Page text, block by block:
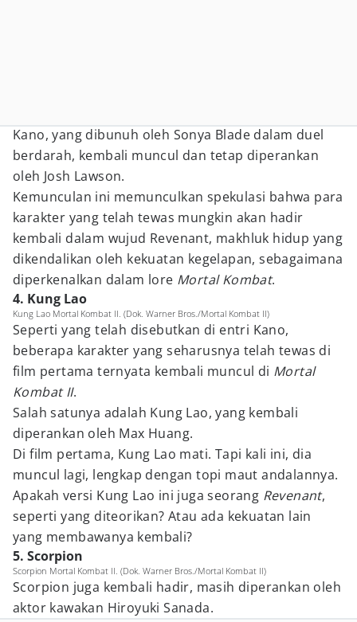
Kano, yang dibunuh oleh Sonya Blade dalam duel
berdarah, kembali muncul dan tetap diperankan
oleh Josh Lawson.
Kemunculan ini memunculkan spekulasi bahwa para
karakter yang telah tewas mungkin akan hadir
kembali dalam wujud Revenant, makhluk hidup yang
dikendalikan oleh kekuatan kegelapan, sebagaimana
diperkenalkan dalam lore Mortal Kombat.
4. Kung Lao
Kung Lao Mortal Kombat II. (Dok. Warner Bros./Mortal Kombat II)
Seperti yang telah disebutkan di entri Kano,
beberapa karakter yang seharusnya telah tewas di
film pertama ternyata kembali muncul di Mortal
Kombat II.
Salah satunya adalah Kung Lao, yang kembali
diperankan oleh Max Huang.
Di film pertama, Kung Lao mati. Tapi kali ini, dia
muncul lagi, lengkap dengan topi maut andalannya.
Apakah versi Kung Lao ini juga seorang Revenant,
seperti yang diteorikan? Atau ada kekuatan lain
yang membawanya kembali?
5. Scorpion
Scorpion Mortal Kombat II. (Dok. Warner Bros./Mortal Kombat II)
Scorpion juga kembali hadir, masih diperankan oleh
aktor kawakan Hiroyuki Sanada.